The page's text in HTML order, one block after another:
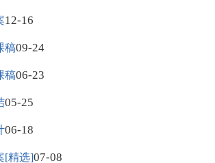
12-16
稿09-24
稿06-23
05-25
06-18
[精选]07-08